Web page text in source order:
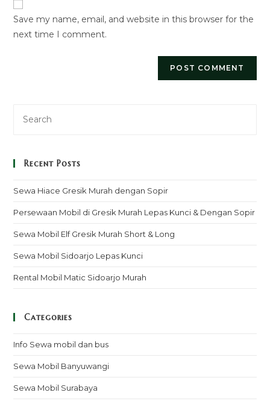
URL
(optional)
Save my name, email, and website in this browser for the
next time I comment.
Recent Posts
Sewa Hiace Gresik Murah dengan Sopir
Persewaan Mobil di Gresik Murah Lepas Kunci & Dengan Sopir
Sewa Mobil Elf Gresik Murah Short & Long
Sewa Mobil Sidoarjo Lepas Kunci
Rental Mobil Matic Sidoarjo Murah
Categories
Info Sewa mobil dan bus
Sewa Mobil Banyuwangi
Sewa Mobil Surabaya